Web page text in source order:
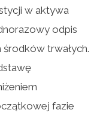
w aktywa
odpis
trwałych.
fazie